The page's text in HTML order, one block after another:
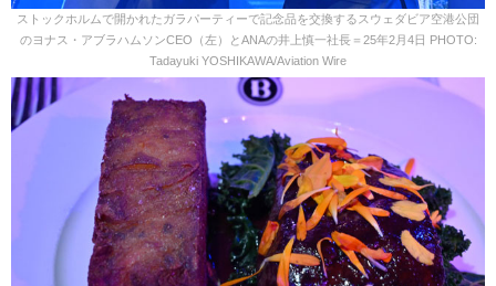
ストックホルムで開かれたガラパーティーで記念品を交換するスウェダビア空港公団
のヨナス・アブラハムソンCEO（左）とANAの井上慎一社長＝25年2月4日 PHOTO:
Tadayuki YOSHIKAWA/Aviation Wire